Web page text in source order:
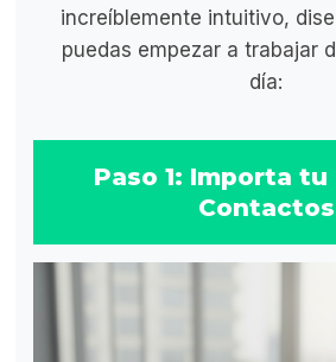
increíblemente intuitivo,
puedas empezar a trabajar
día:
Paso 1: Importa
Contactos